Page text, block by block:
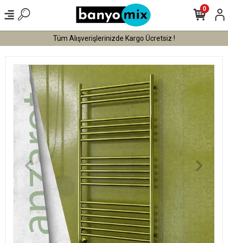
Tüm Alışverişlerinizde Kargo Ücretsiz !
0